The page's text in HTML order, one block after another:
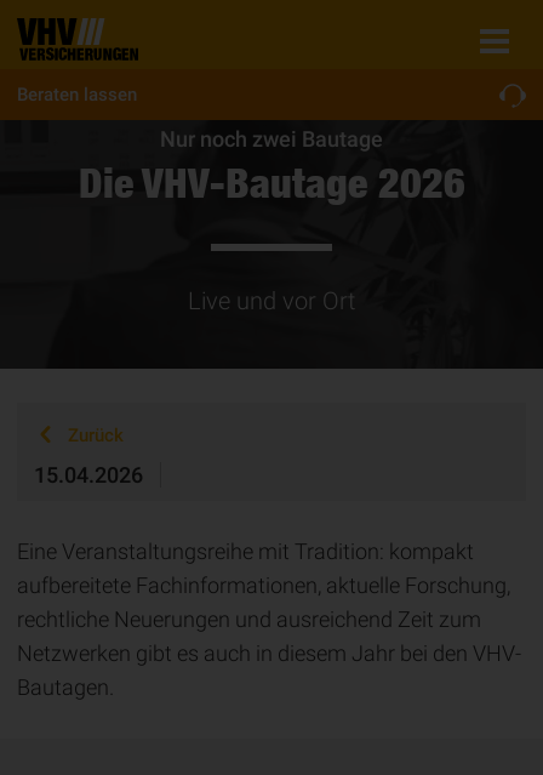
Beraten lassen
Nur noch zwei Bautage
Die VHV-Bautage 2026
Live und vor Ort
Zurück
15.04.2026
Eine Veranstaltungsreihe mit Tradition: kompakt
aufbereitete Fachinformationen, aktuelle Forschung,
rechtliche Neuerungen und ausreichend Zeit zum
Netzwerken gibt es auch in diesem Jahr bei den VHV-
Bautagen.